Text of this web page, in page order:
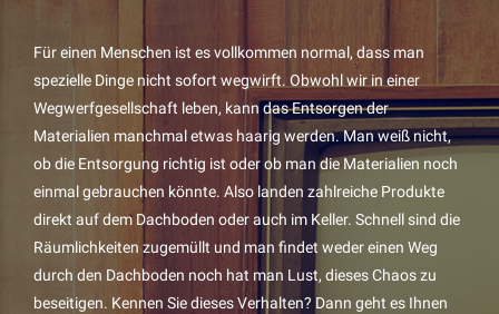
Für einen Menschen ist es vollkommen normal, dass man
spezielle Dinge nicht sofort wegwirft. Obwohl wir in einer
Wegwerfgesellschaft leben, kann das Entsorgen der
Materialien manchmal etwas haarig werden. Man weiß nicht,
ob die Entsorgung richtig ist oder ob man die Materialien noch
einmal gebrauchen könnte. Also landen zahlreiche Produkte
direkt auf dem Dachboden oder auch im Keller. Schnell sind die
Räumlichkeiten zugemüllt und man findet weder einen Weg
durch den Dachboden noch hat man Lust, dieses Chaos zu
beseitigen. Kennen Sie dieses Verhalten? Dann geht es Ihnen